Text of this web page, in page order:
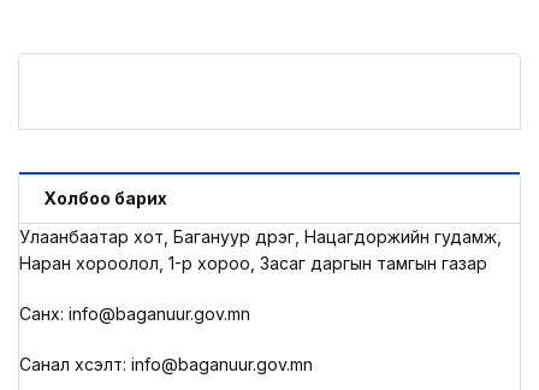
Холбоо барих
Улаанбаатар хот, Багануур дүүрэг, Нацагдоржийн гудамж,
Наран хороолол, 1-р хороо, Засаг даргын тамгын газар
Санхүү: info@baganuur.gov.mn
Санал хүсэлт: info@baganuur.gov.mn